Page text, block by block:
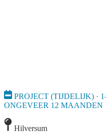
PROJECT (TIJDELIJK) ·
ONGEVEER 12 MAANDEN
Hilversum